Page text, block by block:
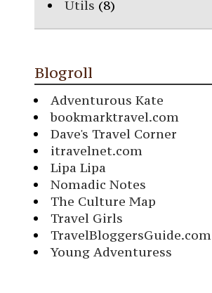
Utils (8)
Blogroll
Adventurous Kate
bookmarktravel.com
Dave's Travel Corner
itravelnet.com
Lipa Lipa
Nomadic Notes
The Culture Map
Travel Girls
TravelBloggersGuide.com
Young Adventuress